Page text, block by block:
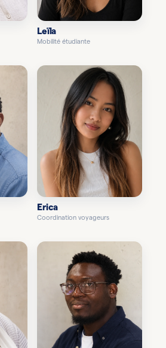
Leïla
Mobilité étudiante
Erica
Coordination voyageurs